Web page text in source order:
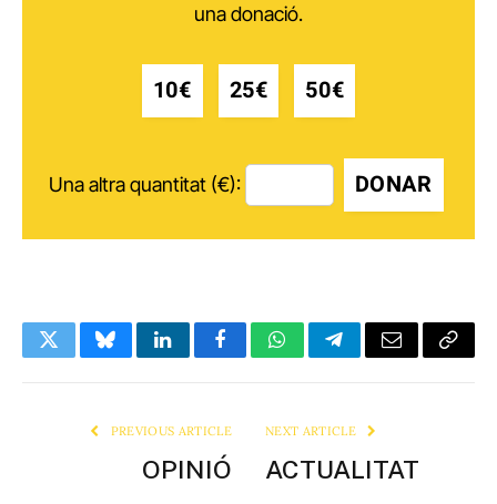
una donació.
10€ 25€ 50€
Una altra quantitat (€): DONAR
TwitterBlueskyLinkedInFacebookWhatsAppTelegramEmail Copy
PREVIOUS ARTICLE
OPINIÓ
NEXT ARTICLE
ACTUALITAT